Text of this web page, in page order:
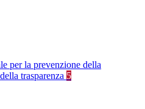
per la prevenzione della
trasparenza 5